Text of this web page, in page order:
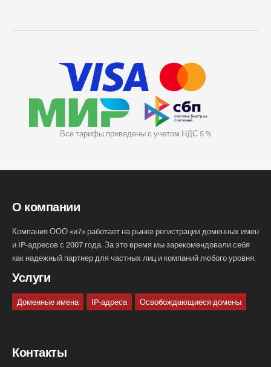
Все тарифы приведены с учетом НДС 5 %
О компании
Компания ООО «и7» работает на рынке регистрации доменных имен
и IP-адресов с 2007 года. За это время мы зарекомендовали себя
как надежный партнер для частных лиц и компаний любого уровня.
Услуги
Доменные имена IP-адреса Освобождающиеся домены
Контакты